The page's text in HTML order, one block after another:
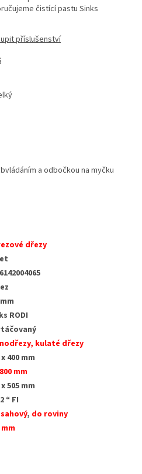
čistící pastu Sinks
příslušenství
a odbočkou na myčku
dřezy
RODI
kulaté dřezy
400 mm
mm
505 mm
“ FI
, do roviny
mm